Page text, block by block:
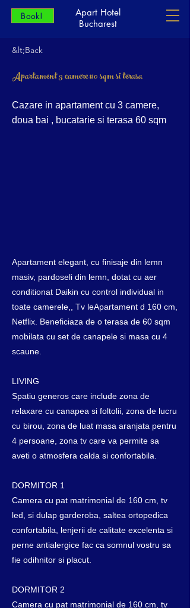
Apart Hotel
Bucharest
Book!
&lt;Back
Apartament 3 camere 110 sqm si terasa
Cazare in apartament cu 3 camere,
doua bai , bucatarie si terasa 60 sqm
Apartament elegant, cu finisaje din lemn
masiv, pardoseli din lemn, dotat cu aer
conditionat Daikin cu control individual in
toate camerele,, Tv leApartament d 160 cm,
Netflix. Beneficiaza de o terasa de 60 sqm
mobilata cu set de canapele si masa cu 4
scaune.
LIVING
Spatiu generos care include zona de
relaxare cu canapea si foltolii, zona de lucru
cu birou, zona de luat masa aranjata pentru
4 persoane, zona tv care va permite sa
aveti o atmosfera calda si confortabila.
DORMITOR 1
Camera cu pat matrimonial de 160 cm, tv
led, si dulap garderoba, saltea ortopedica
confortabila, lenjerii de calitate excelenta si
perne antialergice fac ca somnul vostru sa
fie odihnitor si placut.
DORMITOR 2
Camera cu pat matrimonial de 160 cm, tv